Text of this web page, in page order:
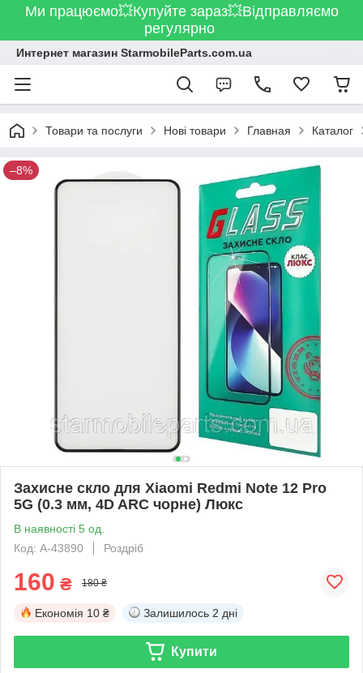
Ми працюємо💥Купуйте зараз💥Відправляємо
регулярно
Интернет магазин StarmobileParts.com.ua
Товари та послуги Нові товари Главная Каталог
–8%
Захисне скло для Xiaomi Redmi Note 12 Pro
5G (0.3 мм, 4D ARC чорне) Люкс
В наявності 5 од.
Код: A-43890
Роздріб
160 ₴ 180 ₴
Економія 10 ₴ Залишилось 2 дні
Купити